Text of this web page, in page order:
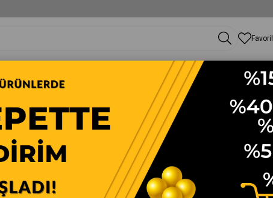
Kışlık KabanEtek-PantolonTakım
Şişme Fermuarlı Tesettür Yelek 4632
Şişme Fermuarlı Tesettür Yelek